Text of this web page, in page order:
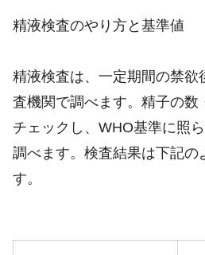
精液検査のやり方と基準値
精液検査は、一定期間の禁欲
査機関で調べます。精子の数
チェックし、WHO基準に照
調べます。検査結果は下記の
す。